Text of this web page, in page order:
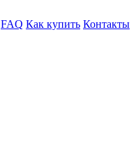
FAQ Как купить Контакты